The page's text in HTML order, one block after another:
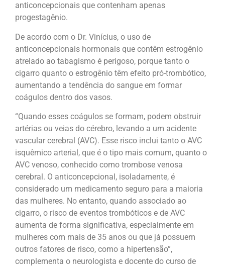
anticoncepcionais que contenham apenas
progestagênio.
De acordo com o Dr. Vinícius, o uso de
anticoncepcionais hormonais que contêm estrogênio
atrelado ao tabagismo é perigoso, porque tanto o
cigarro quanto o estrogênio têm efeito pró-trombótico,
aumentando a tendência do sangue em formar
coágulos dentro dos vasos.
“Quando esses coágulos se formam, podem obstruir
artérias ou veias do cérebro, levando a um acidente
vascular cerebral (AVC). Esse risco inclui tanto o AVC
isquêmico arterial, que é o tipo mais comum, quanto o
AVC venoso, conhecido como trombose venosa
cerebral. O anticoncepcional, isoladamente, é
considerado um medicamento seguro para a maioria
das mulheres. No entanto, quando associado ao
cigarro, o risco de eventos trombóticos e de AVC
aumenta de forma significativa, especialmente em
mulheres com mais de 35 anos ou que já possuem
outros fatores de risco, como a hipertensão”,
complementa o neurologista e docente do curso de